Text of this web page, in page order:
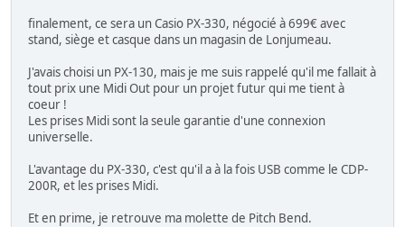
finalement, ce sera un Casio PX-330, négocié à 699€ avec
stand, siège et casque dans un magasin de Lonjumeau.
J'avais choisi un PX-130, mais je me suis rappelé qu'il me fallait à
tout prix une Midi Out pour un projet futur qui me tient à
coeur !
Les prises Midi sont la seule garantie d'une connexion
universelle.
L'avantage du PX-330, c'est qu'il a à la fois USB comme le CDP-
200R, et les prises Midi.
Et en prime, je retrouve ma molette de Pitch Bend.